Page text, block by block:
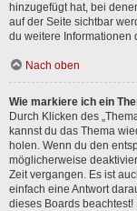
hinzugefügt hat, bei
auf der Seite sichtbar
du weitere Informationen
Nach oben
Wie markiere ich ein
Durch Klicken des
kannst du das Thema
holen. Wenn du den
möglicherweise
Zeit vergangen. Es ist
einfach eine Antwort
dieses Boards